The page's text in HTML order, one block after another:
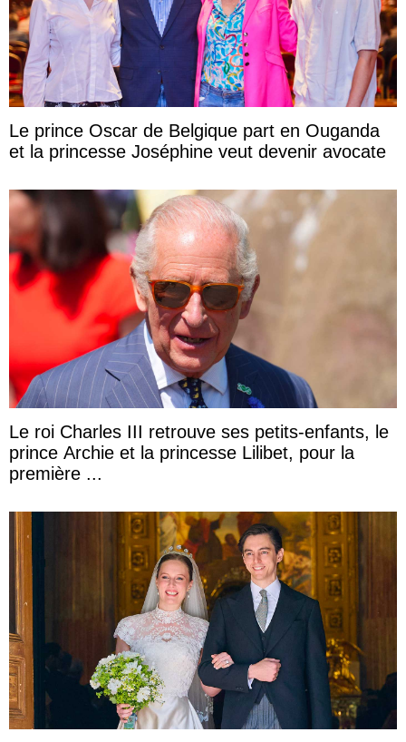
Le prince Oscar de Belgique part en Ouganda
et la princesse Joséphine veut devenir avocate
Le roi Charles III retrouve ses petits-enfants, le
prince Archie et la princesse Lilibet, pour la
première ...